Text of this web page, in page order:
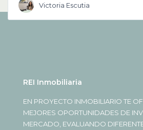
Victoria Escutia
REI Inmobiliaria
EN PROYECTO INMOBILIARIO TE
MEJORES OPORTUNIDADES DE
MERCADO, EVALUANDO